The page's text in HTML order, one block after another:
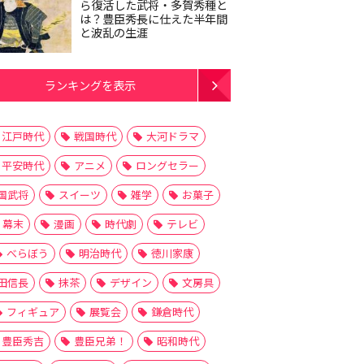
ら復活した武将・多賀秀種と
は？豊臣秀長に仕えた半年間
と波乱の生涯
ランキングを表示
江戸時代 戦国時代
大河ドラマ
平安時代
アニメ
ロングセラー
武将
スイーツ 雑学
お菓子
幕末
漫画 時代劇
テレビ
べらぼう
明治時代
徳川家康
信長
抹茶 デザイン
文房具
フィギュア
展覧会
鎌倉時代
豊臣秀吉
豊臣兄弟！
昭和時代